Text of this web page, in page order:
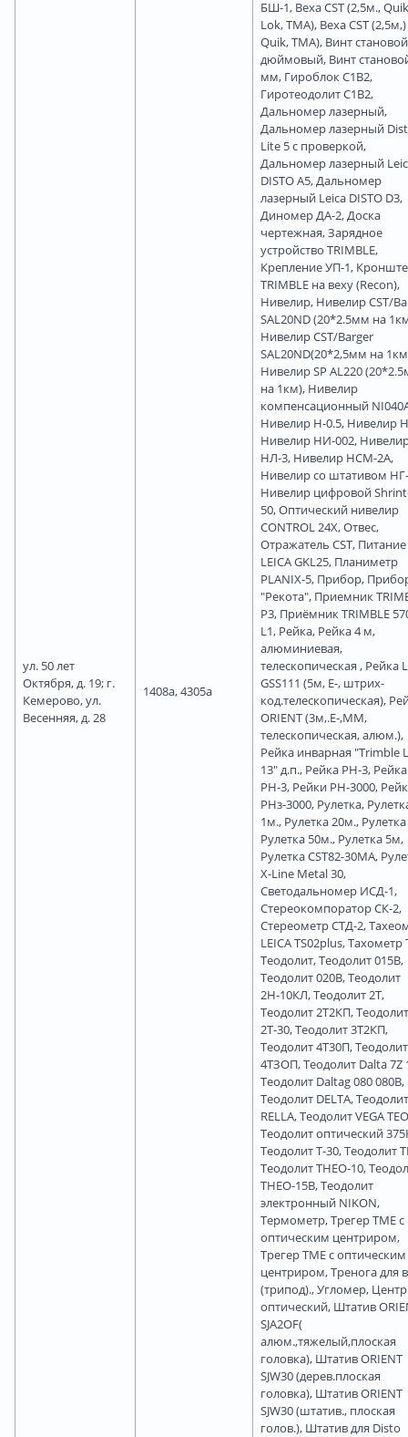
ул. 50 лет
Октября, д. 19; г.
Кемерово, ул.
Весенняя, д. 28
1408а, 4305а
БШ-1, Веха CST (2,5м.,
Lok, TMA), Веха CST (2,5м,)
Quik, TMA), Винт становой
дюймовый, Винт
мм, Гироблок С1В2,
Гиротеодолит С1В2,
Дальномер лазерный,
Дальномер лазерный
Lite 5 с проверкой,
Дальномер лазерный
DISTO A5, Дальномер
лазерный Leica DISTO D3,
Диномер ДА-2, Доска
чертежная, Зарядное
устройство TRIMBLE,
Крепление УП-1,
TRIMBLE на веху (Recon),
Нивелир, Нивелир CST/
SAL20ND (20*2.5мм на
Нивелир CST/Barger
SAL20ND(20*2,5мм на
Нивелир SP AL220
на 1км), Нивелир
компенсационный
Нивелир Н-0.5, Нивелир
Нивелир НИ-002,
НЛ-3, Нивелир НСМ-2А,
Нивелир со штативом
Нивелир цифровой
50, Оптический нивелир
CONTROL 24X, Отвес,
Отражатель CST, Питание
LEICA GKL25, Планиметр
PLANIX-5, Прибор,
"Рекота", Приемник
P3, Приёмник TRIMBLE
L1, Рейка, Рейка 4 м,
алюминиевая,
телескопическая , Рейка
GSS111 (5м, Е-, штрих-
код.телескопическая),
ORIENT (3м,.Е-,ММ,
телескопическая, алюм.),
Рейка инварная "Trimble
13" д.п., Рейка РН-3, Рейка
РН-3, Рейки РН-3000,
РНз-3000, Рулетка,
1м., Рулетка 20м.,
Рулетка 50м., Рулетка 5м,
Рулетка CST82-30MA,
X-Line Metal 30,
Светодальномер ИСД-1,
Стереокомпоратор СК-2,
Стереометр СТД-2,
LEICA TS02plus,
Теодолит, Теодолит 015В,
Теодолит 020В, Теодолит
2Н-10КЛ, Теодолит 2Т,
Теодолит 2Т2КП, Теодолит
2Т-30, Теодолит 3Т2КП,
Теодолит 4Т30П, Теодолит
4ТЗОП, Теодолит Dalta 7Z
Теодолит Daltag 080 080B,
Теодолит DELTA, Теодолит
RELLA, Теодолит VEGA
Теодолит оптический
Теодолит Т-30, Теодолит
Теодолит ТНЕО-10,
ТНЕО-15В, Теодолит
электронный NIKON,
Термометр, Трегер ТМЕ с
оптическим центриром,
Трегер ТМЕ с оптическим
центриром, Тренога для
(трипод)., Угломер,
оптический, Штатив
SJA2OF(
алюм.,тяжелый,плоская
головка), Штатив ORIENT
SJW30 (дерев.плоская
головка), Штатив ORIENT
SJW30 (штатив., плоская
голов.), Штатив для Disto